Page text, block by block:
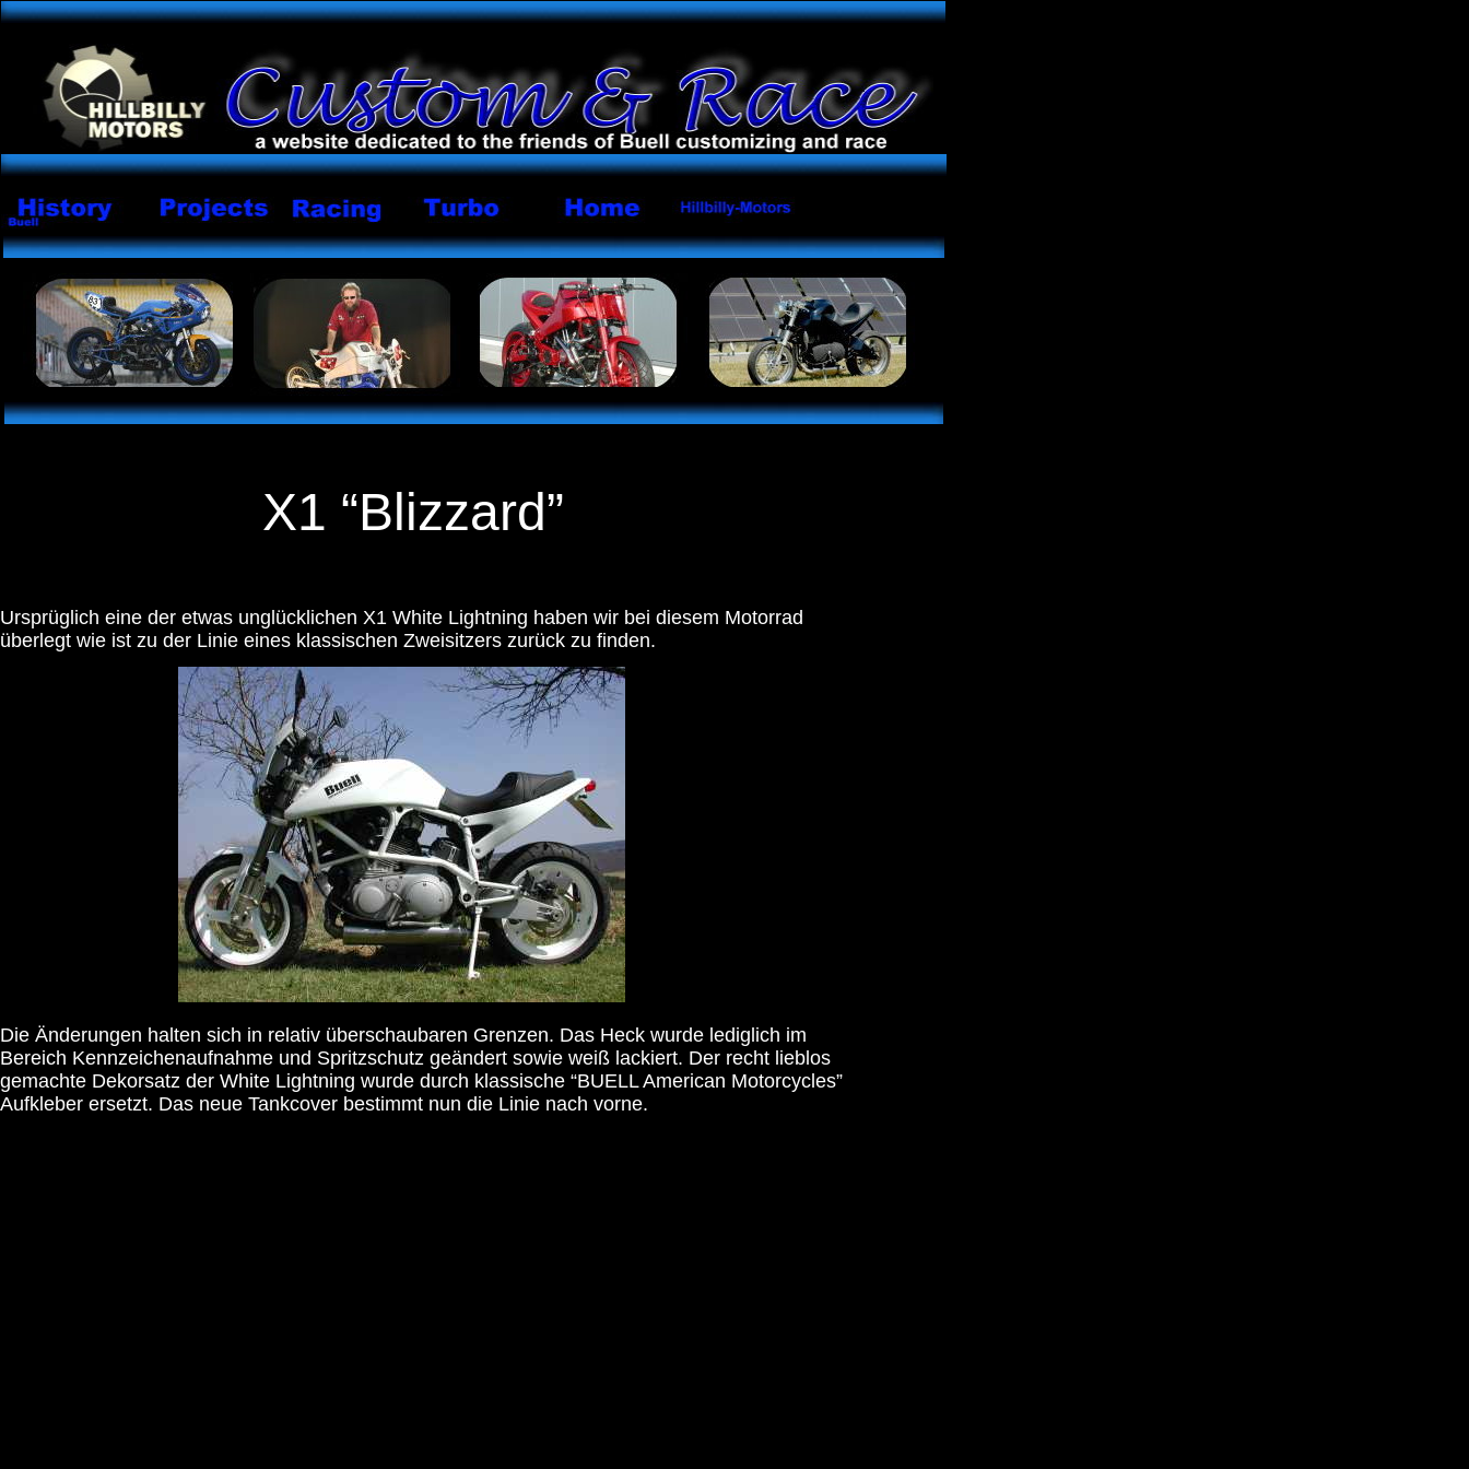
X1 “Blizzard”
Ursprüglich eine der etwas unglücklichen X1 White Lightning haben wir bei diesem Motorrad
überlegt wie ist zu der Linie eines klassischen Zweisitzers zurück zu finden.
Die Änderungen halten sich in relativ überschaubaren Grenzen. Das Heck wurde lediglich im
Bereich Kennzeichenaufnahme und Spritzschutz geändert sowie weiß lackiert. Der recht lieblos
gemachte Dekorsatz der White Lightning wurde durch klassische “BUELL American Motorcycles”
Aufkleber ersetzt. Das neue Tankcover bestimmt nun die Linie nach vorne.